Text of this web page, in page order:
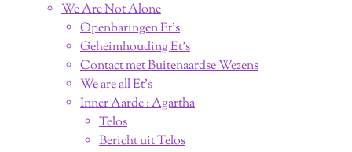
We Are Not Alone
Openbaringen Et's
Geheimhouding Et's
Contact met Buitenaardse Wezens
We are all Et's
Inner Aarde : Agartha
Telos
Bericht uit Telos